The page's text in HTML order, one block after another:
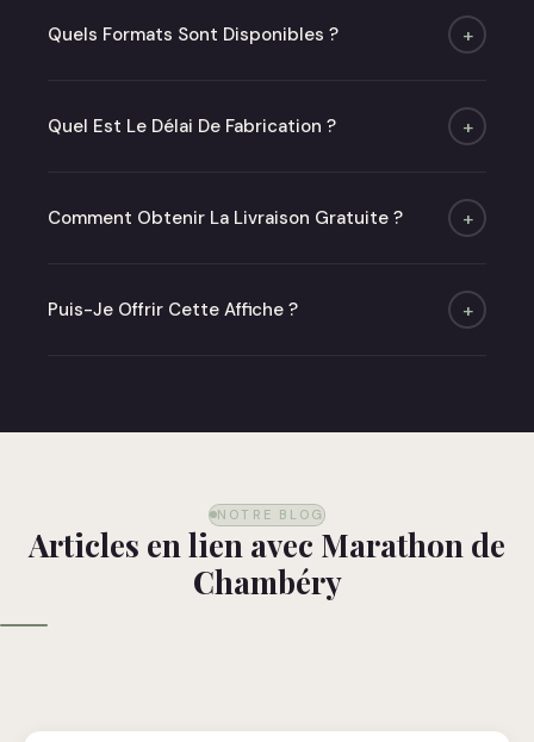
Quels Formats Sont Disponibles ? +
seul ou avec cadre chêne ou noir mat.
Quel Est Le Délai De Fabrication ? +
livraison.
Comment Obtenir La Livraison Gratuite ? +
métropolitaine.
Puis-Je Offrir Cette Affiche ? +
NOTRE BLOG
Articles en lien avec Marathon de
Chambéry